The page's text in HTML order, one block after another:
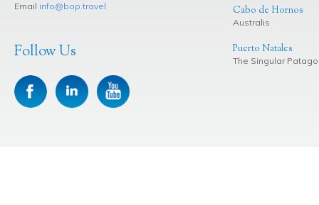
Email info@bop.travel
Follow Us
Cabo de Hornos
Australis
Puerto Natales
The Singular